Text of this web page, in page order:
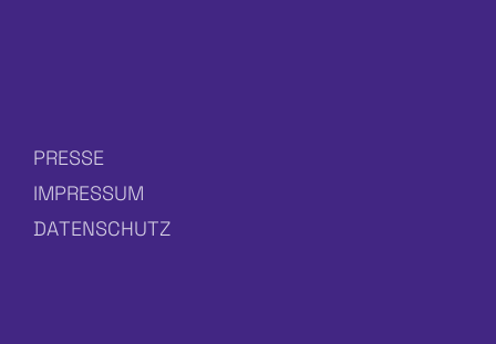
PRESSE
IMPRESSUM
DATENSCHUTZ